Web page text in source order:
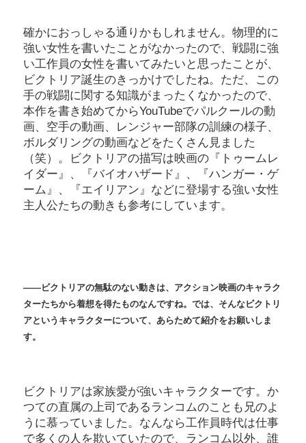
確かにおっしゃる通りかもしれません。物理的に
強い女性を書いたことがなかったので、戦闘に強
い工作員の女性を書いてみたいと思ったことが、
ビクトリア誕生のきっかけでしたね。ただ、この
手の戦闘に関する知識がまったくなかったので、
本作を書き始めてからYouTubeでパルクールの動
画、空手の動画、レンジャー部隊の訓練の様子、
ボルダリングの動画などをたくさん見ました
（笑）。ビクトリアの描写は映画の『トゥームレ
イダー』、『バイオハザード』、『ハンガー・ゲ
ーム』、『エイリアン』などに登場する強い女性
主人公たちの動きも参考にしています。
――ビクトリアの無駄のない動きは、アクション映画のキャラク
ターたちから着想を得たものなんですね。では、そんなビクトリ
アというキャラクターについて、あらためて紹介をお願いしま
す。
ビクトリアは家族愛が強いキャラクターです。か
つての直属の上司であるランコムのことも兄のよ
うに慕っていました。なんなら工作員時代は仕事
で多くの人を欺いていたので、ランコム以外、誰